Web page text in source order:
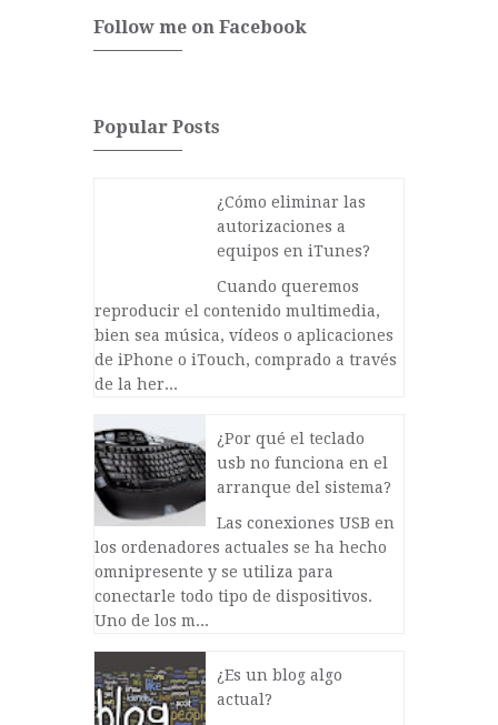
Follow me on Facebook
Popular Posts
¿Cómo eliminar las
autorizaciones a
equipos en iTunes?
Cuando queremos
reproducir el contenido multimedia,
bien sea música, vídeos o aplicaciones
de iPhone o iTouch, comprado a través
de la her...
¿Por qué el teclado
usb no funciona en el
arranque del sistema?
Las conexiones USB en
los ordenadores actuales se ha hecho
omnipresente y se utiliza para
conectarle todo tipo de dispositivos.
Uno de los m...
¿Es un blog algo
actual?